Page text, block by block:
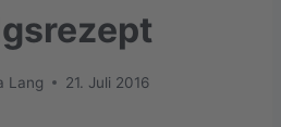
Lang 21. Juli 2016